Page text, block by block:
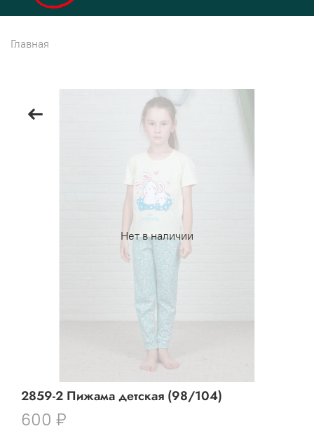
Главная
Нет в наличии
2859-2 Пижама детская (98/104)
600 ₽